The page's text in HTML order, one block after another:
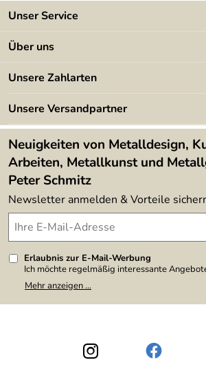
Unser Service
Kontakt
Kundeninformationen
Newsletter
Lieferbedingungen
Über uns
Angebote
Kundenbewertungen (394)
4,9/5
Unsere Zahlarten
Unsere Versandpartner
Neuigkeiten von Metalldesign,
Arbeiten, Metallkunst und
Peter Schmitz
Newsletter anmelden & Vorteile
Erlaubnis zur E-Mail-Werbung
Ich möchte regelmäßig interessante
Meine E-Mail-Adresse wird nicht an andere
weitergegeben. Zu statistischen Zwecken
den Link "Abmelden" am Ende des
Datenschutzerklärung
habe ich zur Kenntnis
Mehr anzeigen ...